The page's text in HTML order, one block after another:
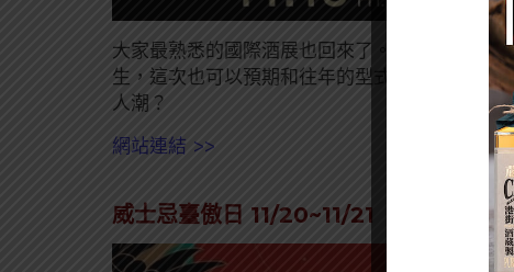
大家最熟悉的國際酒展也回來了。台北國際酒
生，這次也可以預期和往年的型式都差不多，
人潮？
網站連結 >>
威士忌臺傲日 11/20~11/21